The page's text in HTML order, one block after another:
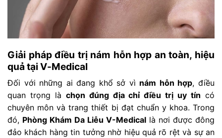
Giải pháp điều trị nám hỗn hợp an toàn, hiệu
quả tại V-Medical
Đối với những ai đang khổ sở vì nám hỗn hợp, điều
quan trọng là chọn đúng địa chỉ điều trị uy tín có
chuyên môn và trang thiết bị đạt chuẩn y khoa. Trong
đó, Phòng Khám Da Liễu V-Medical là nơi được đông
đảo khách hàng tin tưởng nhờ hiệu quả rõ rệt và sự an